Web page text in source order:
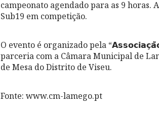
campeonato agendado para as 9 horas.
Sub19 em competição.
O evento é organizado pela
parceria com a Câmara Municipal de
de Mesa do Distrito de Viseu.
Fonte: www.cm-lamego.pt